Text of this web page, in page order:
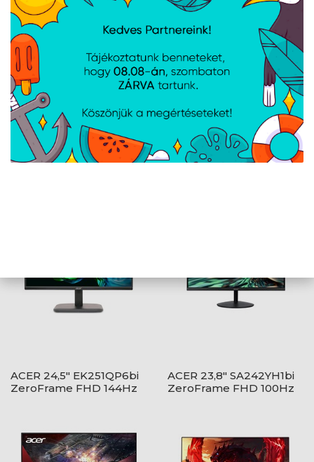
További tulajdonságok
AMD FreeSync támogatás
Nvidia G-Sync támogatás
Nincs
Beépített webkamera
Nincs
Beépített mikrofon
Nincs
Állítható magasság
Igen
Dönthető
Igen
ACER 24,5" EK251QP6bi
ZeroFrame FHD 144Hz
ACER 23,8" SA242YH1bi
ZeroFrame FHD 100Hz